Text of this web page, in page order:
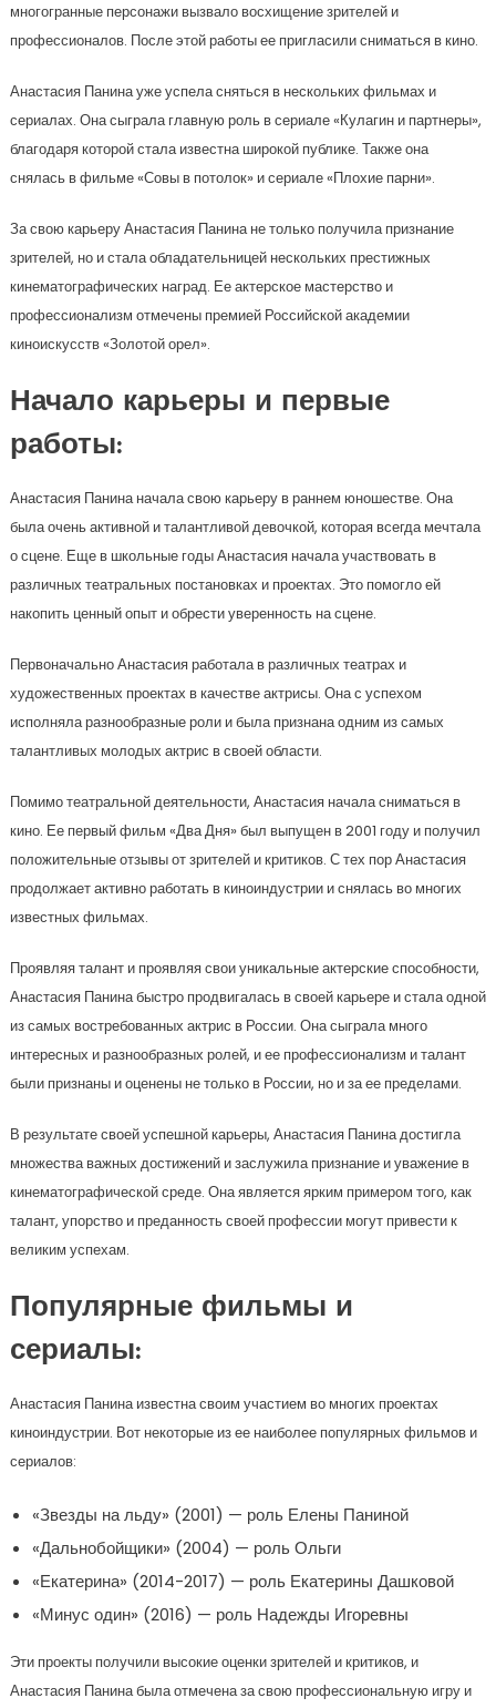
многогранные персонажи вызвало восхищение зрителей и
профессионалов. После этой работы ее пригласили сниматься в кино.
Анастасия Панина уже успела сняться в нескольких фильмах и
сериалах. Она сыграла главную роль в сериале «Кулагин и партнеры»,
благодаря которой стала известна широкой публике. Также она
снялась в фильме «Совы в потолок» и сериале «Плохие парни».
За свою карьеру Анастасия Панина не только получила признание
зрителей, но и стала обладательницей нескольких престижных
кинематографических наград. Ее актерское мастерство и
профессионализм отмечены премией Российской академии
киноискусств «Золотой орел».
Начало карьеры и первые
работы:
Анастасия Панина начала свою карьеру в раннем юношестве. Она
была очень активной и талантливой девочкой, которая всегда мечтала
о сцене. Еще в школьные годы Анастасия начала участвовать в
различных театральных постановках и проектах. Это помогло ей
накопить ценный опыт и обрести уверенность на сцене.
Первоначально Анастасия работала в различных театрах и
художественных проектах в качестве актрисы. Она с успехом
исполняла разнообразные роли и была признана одним из самых
талантливых молодых актрис в своей области.
Помимо театральной деятельности, Анастасия начала сниматься в
кино. Ее первый фильм «Два Дня» был выпущен в 2001 году и получил
положительные отзывы от зрителей и критиков. С тех пор Анастасия
продолжает активно работать в киноиндустрии и снялась во многих
известных фильмах.
Проявляя талант и проявляя свои уникальные актерские способности,
Анастасия Панина быстро продвигалась в своей карьере и стала одной
из самых востребованных актрис в России. Она сыграла много
интересных и разнообразных ролей, и ее профессионализм и талант
были признаны и оценены не только в России, но и за ее пределами.
В результате своей успешной карьеры, Анастасия Панина достигла
множества важных достижений и заслужила признание и уважение в
кинематографической среде. Она является ярким примером того, как
талант, упорство и преданность своей профессии могут привести к
великим успехам.
Популярные фильмы и
сериалы:
Анастасия Панина известна своим участием во многих проектах
киноиндустрии. Вот некоторые из ее наиболее популярных фильмов и
сериалов:
«Звезды на льду» (2001) — роль Елены Паниной
«Дальнобойщики» (2004) — роль Ольги
«Екатерина» (2014-2017) — роль Екатерины Дашковой
«Минус один» (2016) — роль Надежды Игоревны
Эти проекты получили высокие оценки зрителей и критиков, и
Анастасия Панина была отмечена за свою профессиональную игру и